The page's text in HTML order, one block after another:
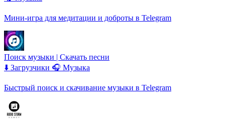
Мини-игра для медитации и доброты в Telegram
Поиск музыки | Скачать песни
⬇️ Загрузчики 🎧 Музыка
Быстрый поиск и скачивание музыки в Telegram